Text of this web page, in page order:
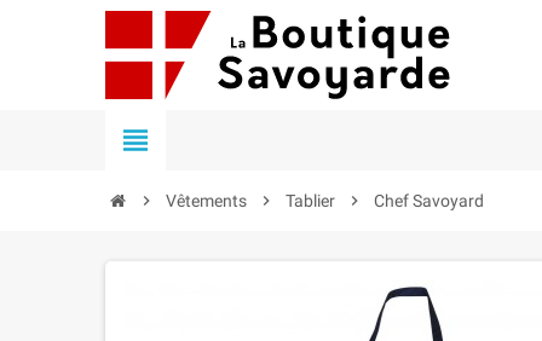

 Vêtements  Tablier  Chef Savoyard